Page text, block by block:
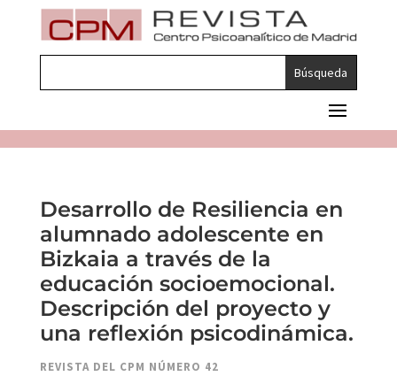
Desarrollo de Resiliencia en
alumnado adolescente en
Bizkaia a través de la
educación socioemocional.
Descripción del proyecto y
una reflexión psicodinámica.
REVISTA DEL CPM NÚMERO 42